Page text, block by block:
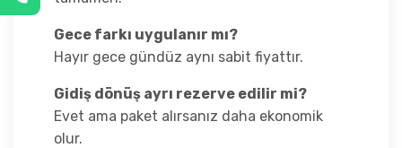
Gece farkı uygulanır mı?
Hayır gece gündüz aynı sabit fiyattır.
Gidiş dönüş ayrı rezerve edilir mi?
Evet ama paket alırsanız daha ekonomik
olur.